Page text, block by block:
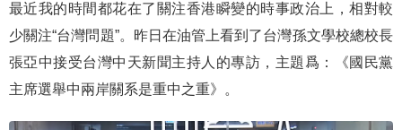
最近我的時間都花在了關注香港瞬變的時事政治上，相對較
少關注“台灣問題”。昨日在油管上看到了台灣孫文學校總校長
張亞中接受台灣中天新聞主持人的專訪，主題爲：《國民黨
主席選舉中兩岸關系是重中之重》。